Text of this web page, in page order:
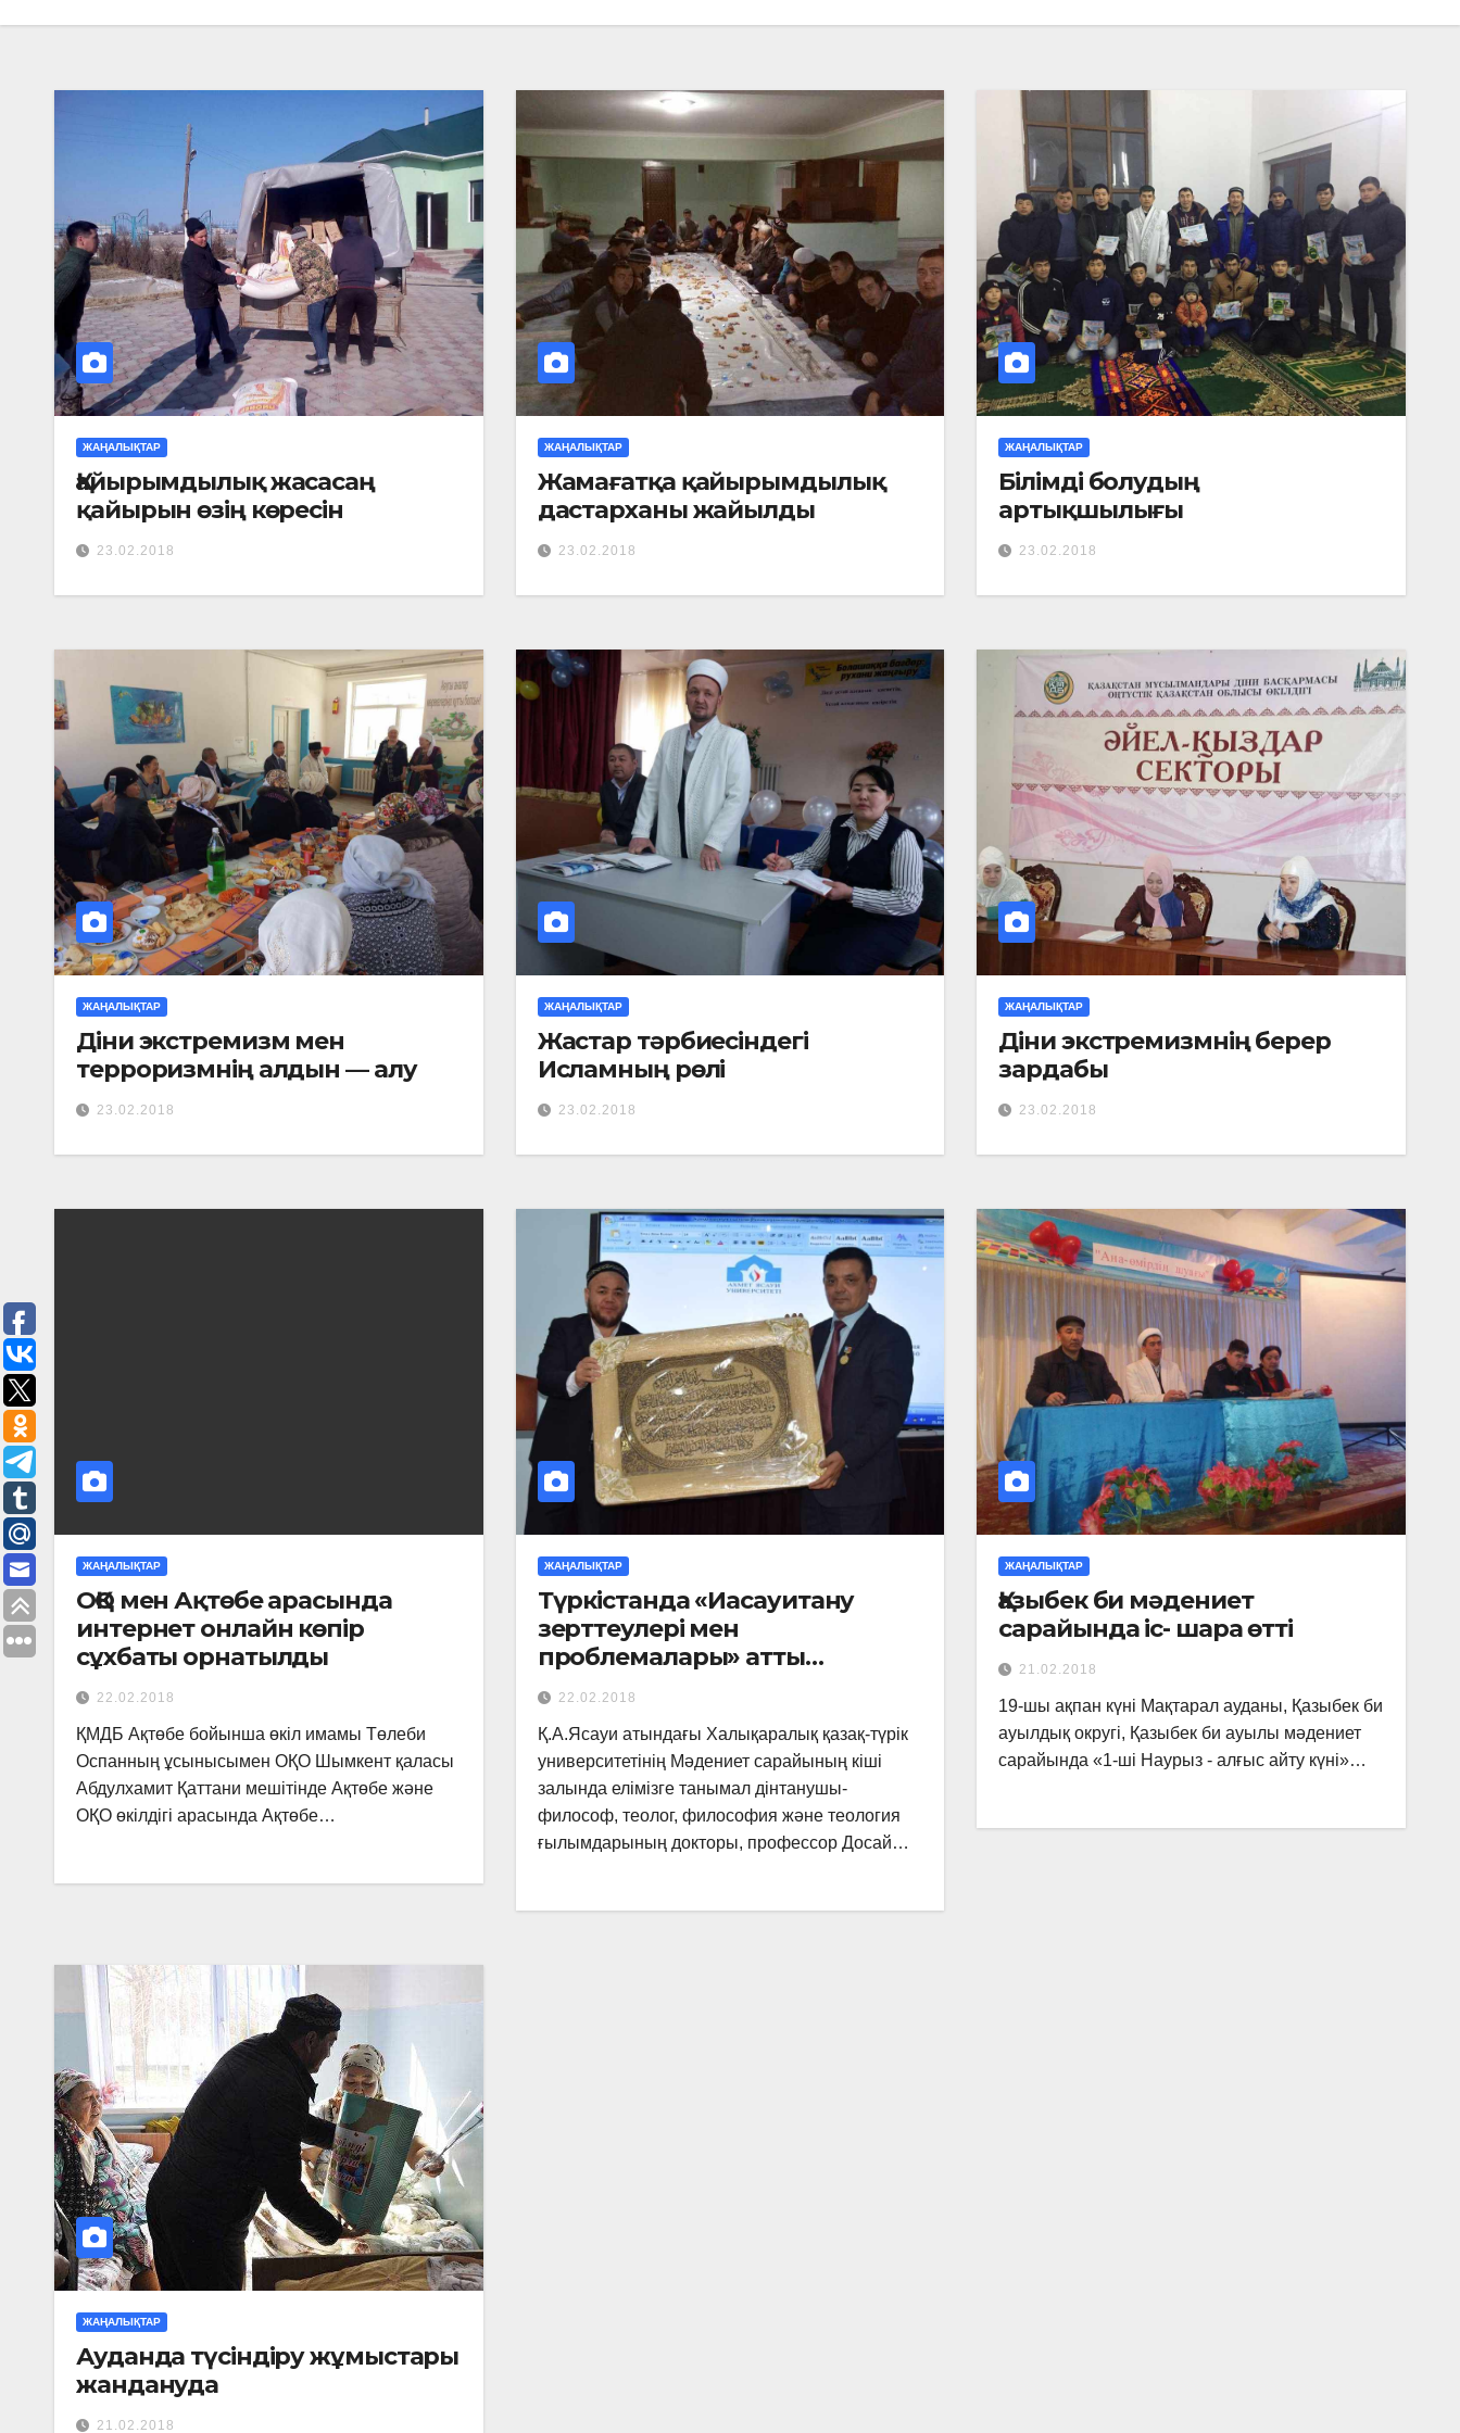
ЖАҢАЛЫҚТАР
Қайырымдылық жасасаң
қайырын өзің көресін
23.02.2018
ЖАҢАЛЫҚТАР
Жамағатқа қайырымдылық
дастарханы жайылды
23.02.2018
ЖАҢАЛЫҚТАР
Білімді болудың
артықшылығы
23.02.2018
ЖАҢАЛЫҚТАР
Діни экстремизм мен
терроризмнің алдын — алу
23.02.2018
ЖАҢАЛЫҚТАР
Жастар тәрбиесіндегі
Исламның рөлі
23.02.2018
ЖАҢАЛЫҚТАР
Діни экстремизмнің берер
зардабы
23.02.2018
ЖАҢАЛЫҚТАР
ОҚО мен Ақтөбе арасында
интернет онлайн көпір
сұхбаты орнатылды
22.02.2018
ҚМДБ Ақтөбе бойынша өкіл имамы Төлеби
Оспанның ұсынысымен ОҚО Шымкент қаласы
Абдулхамит Қаттани мешітінде Ақтөбе жəне
ОҚО өкілдігі арасында Ақтөбе…
ЖАҢАЛЫҚТАР
Түркістанда «Иасауитану
зерттеулері мен
проблемалары» атты
Республикалық ғылыми-
практикалық конференциясы
өтті
22.02.2018
Қ.А.Ясауи атындағы Халықаралық қазақ-түрік
университетінің Мәдениет сарайының кіші
залында елімізге танымал дінтанушы-
философ, теолог, философия және теология
ғылымдарының докторы, профессор Досай…
ЖАҢАЛЫҚТАР
Қазыбек би мәдениет
сарайында іс- шара өтті
21.02.2018
19-шы ақпан күні Мақтарал ауданы, Қазыбек би
ауылдық округі, Қазыбек би ауылы мәдениет
сарайында «1-ші Наурыз - алғыс айту күні»…
ЖАҢАЛЫҚТАР
Ауданда түсіндіру жұмыстары
жандануда
21.02.2018